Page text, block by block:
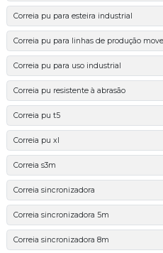
Correia pu para esteira industrial
Correia pu para linhas de produção
Correia pu para uso industrial
Correia pu resistente à abrasão
Correia pu t5
Correia pu xl
Correia s3m
Correia sincronizadora
Correia sincronizadora 5m
Correia sincronizadora 8m